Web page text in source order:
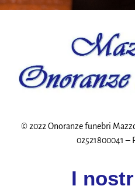
© 2022 Onoranze funebri
02521800041 –
I